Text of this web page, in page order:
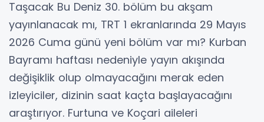
Taşacak Bu Deniz 30. bölüm bu akşam
yayınlanacak mı, TRT 1 ekranlarında 29 Mayıs
2026 Cuma günü yeni bölüm var mı? Kurban
Bayramı haftası nedeniyle yayın akışında
değişiklik olup olmayacağını merak eden
izleyiciler, dizinin saat kaçta başlayacağını
araştırıyor. Furtuna ve Koçari aileleri